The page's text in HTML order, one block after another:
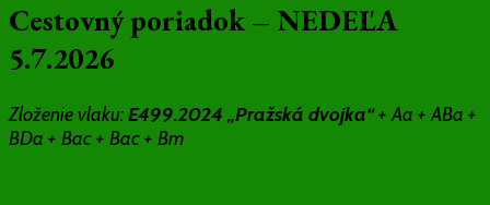
Cestovný poriadok – NEDEĽA
5.7.2026
Zloženie vlaku:E499.2024 „Pražská dvojka“+ Aa + ABa +
BDa + Bac + Bac + Bm